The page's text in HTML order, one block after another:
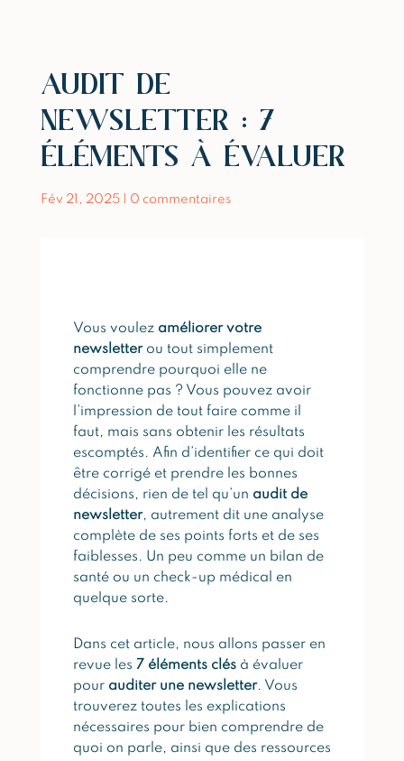
AUDIT DE
NEWSLETTER : 7
ÉLÉMENTS À ÉVALUER
Fév 21, 2025| 0 commentaires
Vous voulez améliorer votre
newsletterou tout simplement
comprendre pourquoi elle ne
fonctionne pas ? Vous pouvez avoir
l’impression de tout faire comme il
faut, mais sans obtenir les résultats
escomptés. Afin d’identifier ce qui doit
être corrigé et prendre les bonnes
décisions, rien de tel qu’un audit de
newsletter, autrement dit une analyse
complète de ses points forts et de ses
faiblesses. Un peu comme un bilan de
santé ou un check-up médical en
quelque sorte.
Dans cet article, nous allons passer en
revue les 7 éléments clésà évaluer
pour auditer une newsletter. Vous
trouverez toutes les explications
nécessaires pour bien comprendre de
quoi on parle, ainsi que des ressources